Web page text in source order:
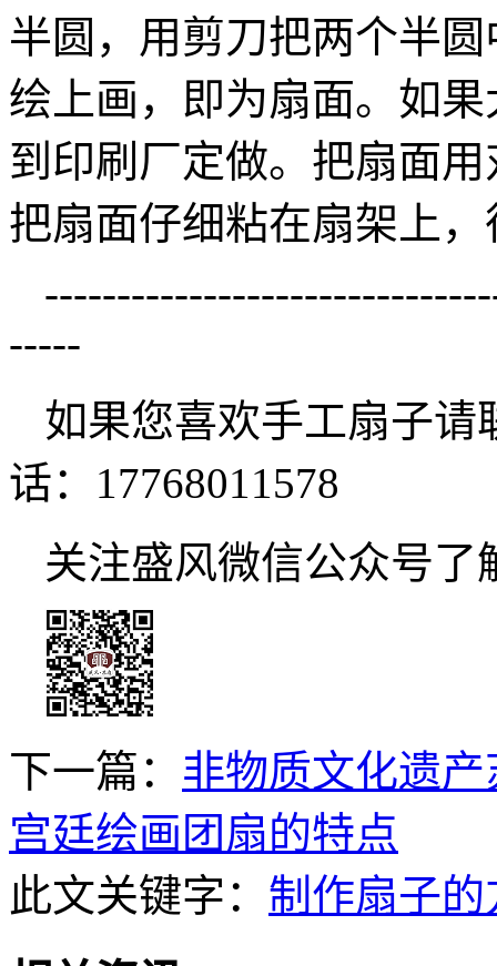
半圆，用剪刀把两个半
绘上画，即为扇面。如果
到印刷厂定做。把扇面
把扇面仔细粘在扇架上
-----
如果您喜欢手工扇子请
话：17768011578
关注盛风微信公众号了
下一篇： 非物质文化遗
宫廷绘画团扇的特点
此文关键字： 制作扇子的